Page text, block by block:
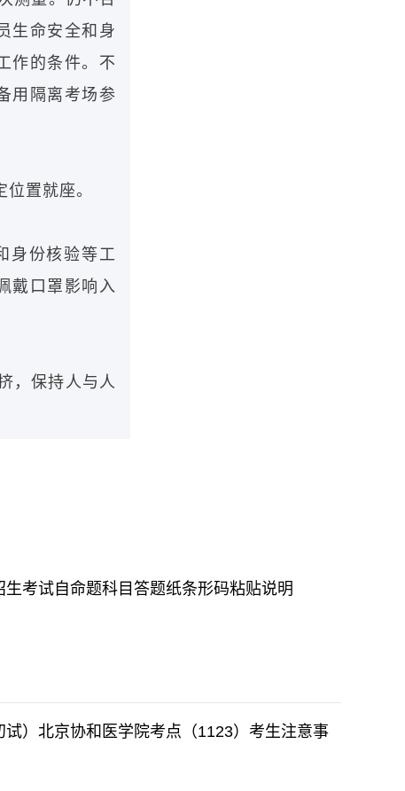
生命安全和身
作的条件。不
用隔离考场参
置就座。
身份核验等工
戴口罩影响入
，保持人与人
考试自命题科目答题纸条形码粘贴说明
）北京协和医学院考点（1123）考生注意事